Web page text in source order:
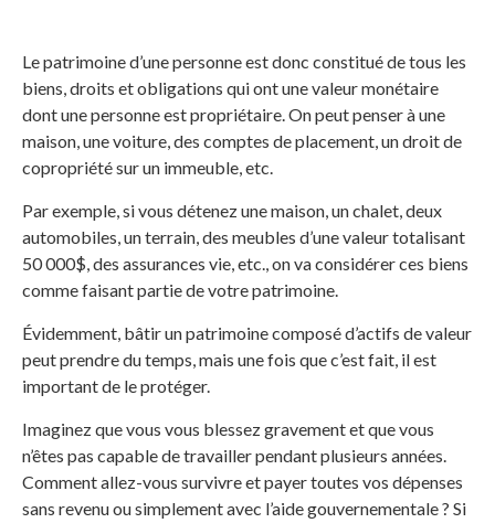
Le patrimoine d’une personne est donc constitué de tous les
biens, droits et obligations qui ont une valeur monétaire
dont une personne est propriétaire. On peut penser à une
maison, une voiture, des comptes de placement, un droit de
copropriété sur un immeuble, etc.
Par exemple, si vous détenez une maison, un chalet, deux
automobiles, un terrain, des meubles d’une valeur totalisant
50 000$, des assurances vie, etc., on va considérer ces biens
comme faisant partie de votre patrimoine.
Évidemment, bâtir un patrimoine composé d’actifs de valeur
peut prendre du temps, mais une fois que c’est fait, il est
important de le protéger.
Imaginez que vous vous blessez gravement et que vous
n’êtes pas capable de travailler pendant plusieurs années.
Comment allez-vous survivre et payer toutes vos dépenses
sans revenu ou simplement avec l’aide gouvernementale ? Si